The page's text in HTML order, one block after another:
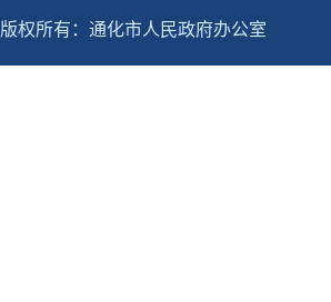
版权所有：通化市人民政府办公室